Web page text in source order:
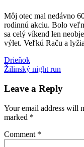
Môj otec mal nedávno
rodinnú akciu. Bolo
sa celý víkend len
výlet. Veľkú Raču a
narodeniny
s
Post
navigation
Previous
Post:
Drieňok
Next
Žilinský night run
Leave a Reply
Your email address will
marked *
Comment *